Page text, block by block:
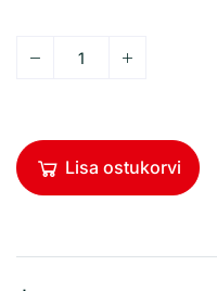
Lisa ostukorvi